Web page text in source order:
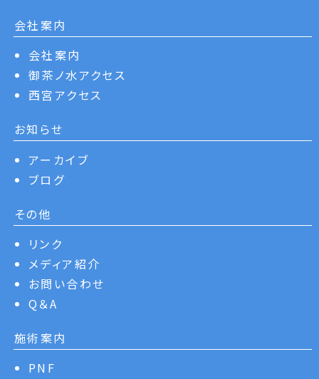
会社案内
会社案内
御茶ノ水アクセス
西宮アクセス
お知らせ
アーカイブ
ブログ
その他
リンク
メディア紹介
お問い合わせ
Q＆A
施術案内
PNF